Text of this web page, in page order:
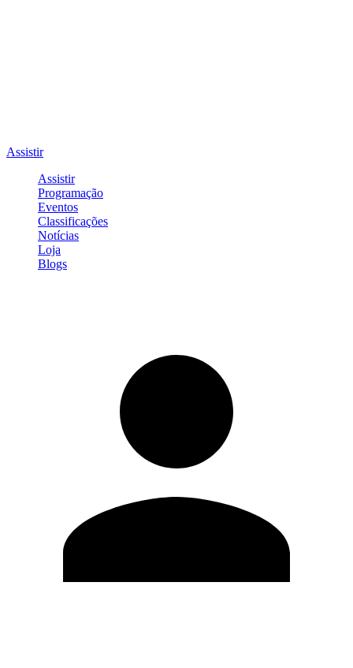
Assistir
Assistir
Programação
Eventos
Classificações
Notícias
Loja
Blogs